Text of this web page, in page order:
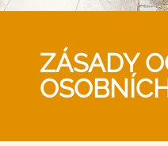
ZÁSADY